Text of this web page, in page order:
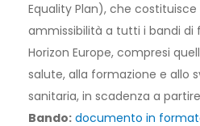
Equality Plan), che
ammissibilità a tutti i bandi di
Horizon Europe, compresi
salute, alla formazione e allo
sanitaria, in scadenza a
Bando: documento in